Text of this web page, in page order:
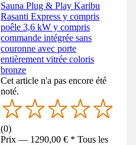
Sauna Plug & Play Karibu
Rasanti Express y compris
poêle 3,6 kW y compris
commande intégrée sans
couronne avec porte
entièrement vitrée coloris
bronze
Cet article n'a pas encore été
noté.
(0)
Prix — 1290,00 € * Tous les